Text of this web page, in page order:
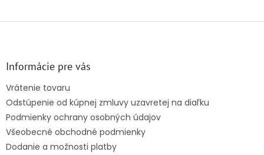
Z
Informácie pre vás
Vrátenie tovaru
Odstúpenie od kúpnej zmluvy uzavretej na diaľku
Podmienky ochrany osobných údajov
Všeobecné obchodné podmienky
Dodanie a možnosti platby